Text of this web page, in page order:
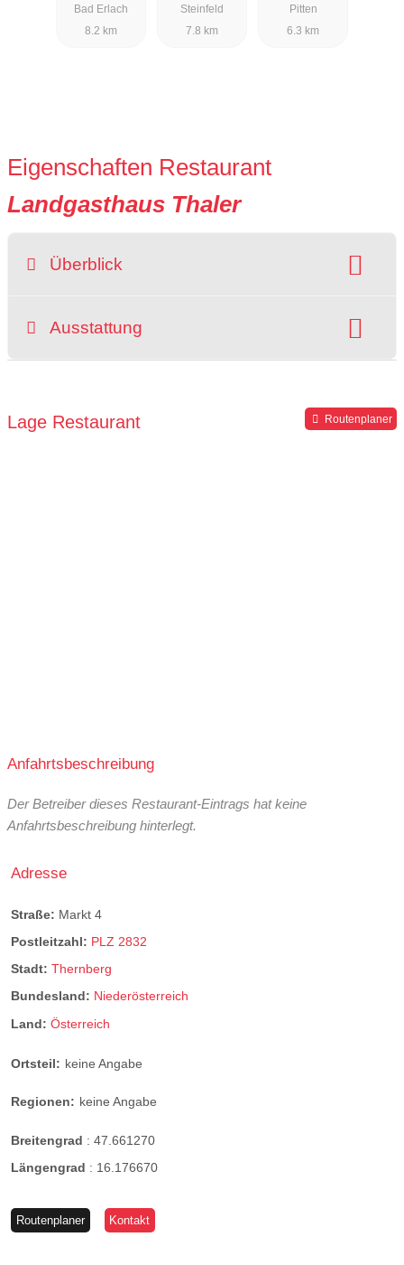
Bad Erlach
8.2 km
Steinfeld
7.8 km
Pitten
6.3 km
Eigenschaften Restaurant
Landgasthaus Thaler
Überblick
Ausstattung
Lage Restaurant Routenplaner
Anfahrtsbeschreibung
Der Betreiber dieses Restaurant-Eintrags hat keine
Anfahrtsbeschreibung hinterlegt.
Adresse
Straße: Markt 4
Postleitzahl: PLZ 2832
Stadt: Thernberg
Bundesland: Niederösterreich
Land: Österreich
Ortsteil: keine Angabe
Regionen: keine Angabe
Breitengrad : 47.661270
Längengrad : 16.176670
Routenplaner Kontakt